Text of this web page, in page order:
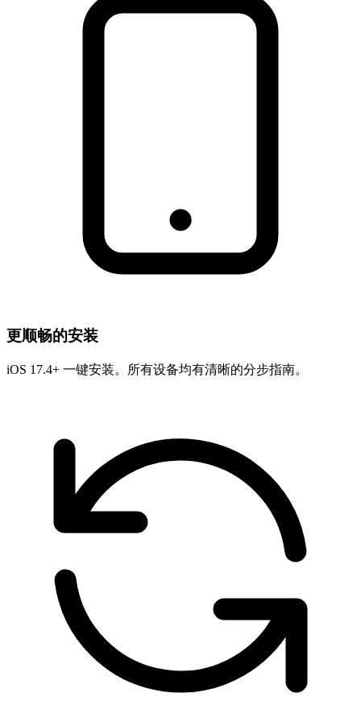
更顺畅的安装
iOS 17.4+ 一键安装。所有设备均有清晰的分步指南。